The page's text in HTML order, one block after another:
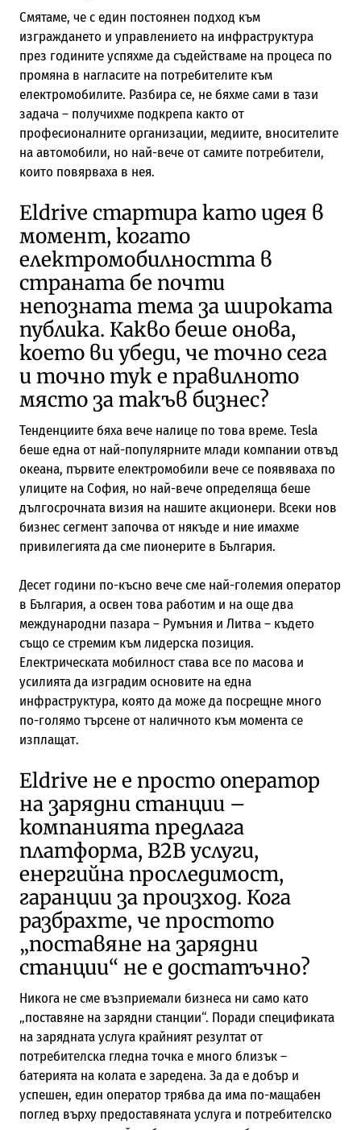
Смятаме, че с един постоянен подход към
изграждането и управлението на инфраструктура
през годините успяхме да съдействаме на процеса по
промяна в нагласите на потребителите към
електромобилите. Разбира се, не бяхме сами в тази
задача – получихме подкрепа както от
професионалните организации, медиите, вносителите
на автомобили, но най-вече от самите потребители,
които повярваха в нея.
Eldrive стартира като идея в
момент, когато
електромобилността в
страната бе почти
непозната тема за широката
публика. Какво беше онова,
което ви убеди, че точно сега
и точно тук е правилното
място за такъв бизнес?
Тенденциите бяха вече налице по това време. Tesla
беше една от най-популярните млади компании отвъд
океана, първите електромобили вече се появяваха по
улиците на София, но най-вече определяща беше
дългосрочната визия на нашите акционери. Всеки нов
бизнес сегмент започва от някъде и ние имахме
привилегията да сме пионерите в България.
Десет години по-късно вече сме най-големия оператор
в България, а освен това работим и на още два
международни пазара – Румъния и Литва – където
също се стремим към лидерска позиция.
Електрическата мобилност става все по масова и
усилията да изградим основите на една
инфраструктура, която да може да посрещне много
по-голямо търсене от наличното към момента се
изплащат.
Eldrive не е просто оператор
на зарядни станции –
компанията предлага
платформа, B2B услуги,
енергийна проследимост,
гаранции за произход. Кога
разбрахте, че простото
„поставяне на зарядни
станции“ не е достатъчно?
Никога не сме възприемали бизнеса ни само като
„поставяне на зарядни станции“. Поради спецификата
на зарядната услуга крайният резултат от
потребителска гледна точка е много близък –
батерията на колата е заредена. За да е добър и
успешен, един оператор трябва да има по-мащабен
поглед върху предоставяната услуга и потребителско